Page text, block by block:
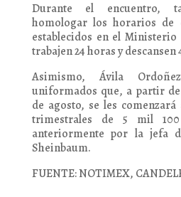
Durante el encuentro,
homologar los horarios de
establecidos en el
trabajen 24 horas y descansen
Asimismo, Ávila
uniformados que, a partir
de agosto, se les
trimestrales de 5 mil 100
anteriormente por la jefa
Sheinbaum.
FUENTE: NOTIMEX,